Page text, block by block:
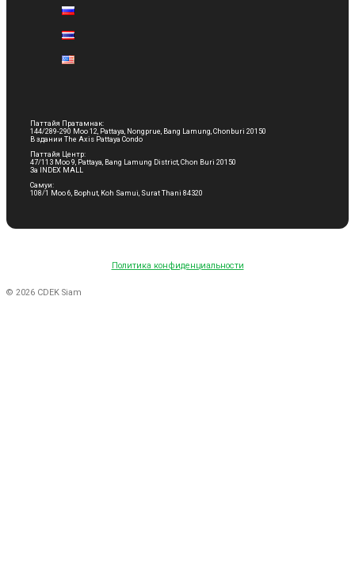
Паттайя Пратамнак:
144/289-290 Moo 12, Pattaya, Nongprue, Bang Lamung, Chonburi 20150
В здании The Axis Pattaya Condo
Паттайя Центр:
47/113 Moo 9, Pattaya, Bang Lamung District, Chon Buri 20150
За INDEX MALL
Самуи:
108/1 Moo 6, Bophut, Koh Samui, Surat Thani 84320
Политика конфиденциальности
© 2026 CDEK Siam